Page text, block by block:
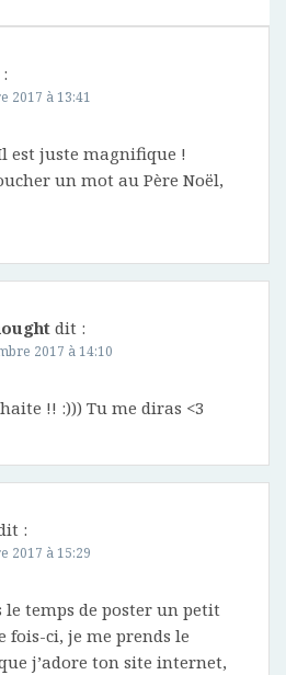
2017 à 13:41
est juste magnifique !
un mot au Père Noël,
dit :
2017 à 14:10
!! :))) Tu me diras <3
:
2017 à 15:29
le temps de poster un petit
fois-ci, je me prends le
j’adore ton site internet,